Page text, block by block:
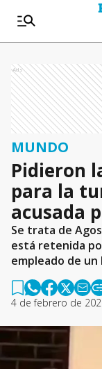
Ads
MUNDO
Pidieron
para la
acusada
Se trata de
está retenida
empleado de un
4 de febrero de